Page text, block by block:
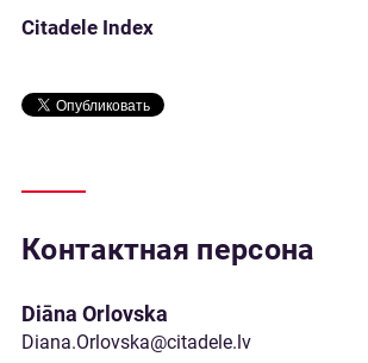
Citadele Index
Контактная персона
Diāna Orlovska
Diana.Orlovska@citadele.lv